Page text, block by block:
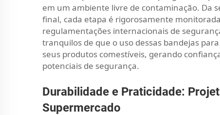
em um ambiente livre de contaminação. Da
final, cada etapa é rigorosamente
regulamentações internacionais de
tranquilos de que o uso dessas bandejas
seus produtos comestíveis, gerando
potenciais de segurança.
Durabilidade e Praticidade:
Supermercado